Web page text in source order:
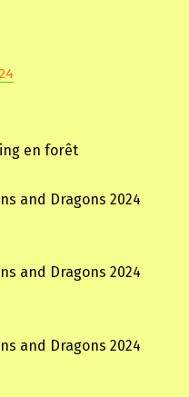
en forêt
and Dragons 2024
and Dragons 2024
and Dragons 2024